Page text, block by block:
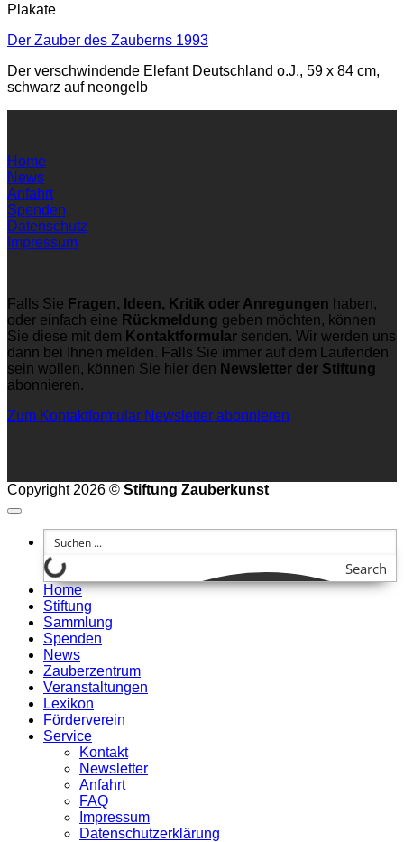
Plakate
Der Zauber des Zauberns 1993
Der verschwindende Elefant Deutschland o.J., 59 x 84 cm,
schwarz auf neongelb
Home
News
Anfahrt
Spenden
Datenschutz
Impressum
Falls Sie Fragen, Ideen, Kritik oder Anregungen haben,
oder einfach eine Rückmeldung geben möchten, können
Sie diese mit dem Kontaktformular senden. Wir werden uns
dann bei Ihnen melden. Falls Sie immer auf dem Laufenden
sein wollen, können Sie hier den Newsletter der Stiftung
abonnieren.
Zum Kontaktformular Newsletter abonnieren
Copyright 2026 © Stiftung Zauberkunst
Search
Home
Stiftung
Sammlung
Spenden
News
Zauberzentrum
Veranstaltungen
Lexikon
Förderverein
Service
Kontakt
Newsletter
Anfahrt
FAQ
Impressum
Datenschutzerklärung